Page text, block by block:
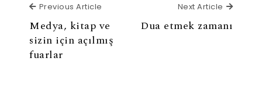
Previous Article
Medya, kitap ve
sizin için açılmış
fuarlar
Next Article Next
Dua etmek zamanı